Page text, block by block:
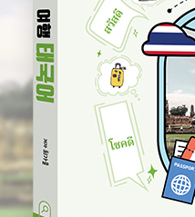
어? 아직이야?
마
는 중이다
장 / ~ 또한 그렇다